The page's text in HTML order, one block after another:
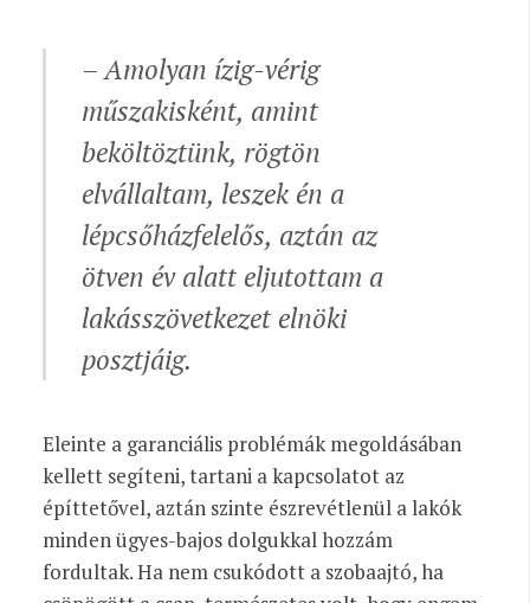
– Amolyan ízig-vérig
műszakisként, amint
beköltöztünk, rögtön
elvállaltam, leszek én a
lépcsőházfelelős, aztán az
ötven év alatt eljutottam a
lakásszövetkezet elnöki
posztjáig.
Eleinte a garanciális problémák megoldásában
kellett segíteni, tartani a kapcsolatot az
építtetővel, aztán szinte észrevétlenül a lakók
minden ügyes-bajos dolgukkal hozzám
fordultak. Ha nem csukódott a szobaajtó, ha